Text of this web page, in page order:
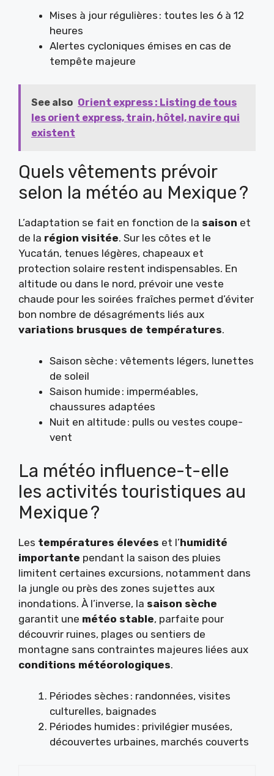
Mises à jour régulières : toutes les 6 à 12
heures
Alertes cycloniques émises en cas de
tempête majeure
See also Orient express : Listing de tous
les orient express, train, hôtel, navire qui
existent
Quels vêtements prévoir
selon la météo au Mexique ?
L’adaptation se fait en fonction de la saison et
de la région visitée. Sur les côtes et le
Yucatán, tenues légères, chapeaux et
protection solaire restent indispensables. En
altitude ou dans le nord, prévoir une veste
chaude pour les soirées fraîches permet d’éviter
bon nombre de désagréments liés aux
variations brusques de températures.
Saison sèche : vêtements légers, lunettes
de soleil
Saison humide : imperméables,
chaussures adaptées
Nuit en altitude : pulls ou vestes coupe-
vent
La météo influence-t-elle
les activités touristiques au
Mexique ?
Les températures élevées et l’humidité
importante pendant la saison des pluies
limitent certaines excursions, notamment dans
la jungle ou près des zones sujettes aux
inondations. À l’inverse, la saison sèche
garantit une météo stable, parfaite pour
découvrir ruines, plages ou sentiers de
montagne sans contraintes majeures liées aux
conditions météorologiques.
Périodes sèches : randonnées, visites
culturelles, baignades
Périodes humides : privilégier musées,
découvertes urbaines, marchés couverts